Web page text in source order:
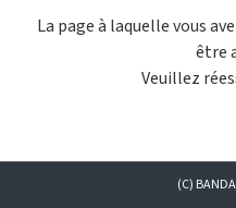
La page à laquelle vous
être
Veuillez
(C)